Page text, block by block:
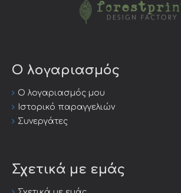
Ο λογαριασμός
Ο λογαριασμός μου
Ιστορικό παραγγελιών
Συνεργάτες
Σχετικά με εμάς